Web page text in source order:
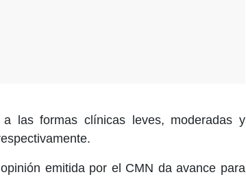
las formas clínicas leves, moderadas y
emitida por el CMN da avance para